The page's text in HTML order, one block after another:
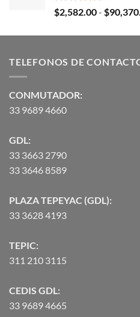
Valorado
con
$2,582.00- $
TELEFONOS DE
CONMUTADOR:
33 9689 4660
GDL:
33 3663 2790
33 3646 8589
PLAZA TEPEYAC (GDL):
33 3628 4193
TEPIC:
311 210 3115
CEDIS GDL:
33 9689 4665